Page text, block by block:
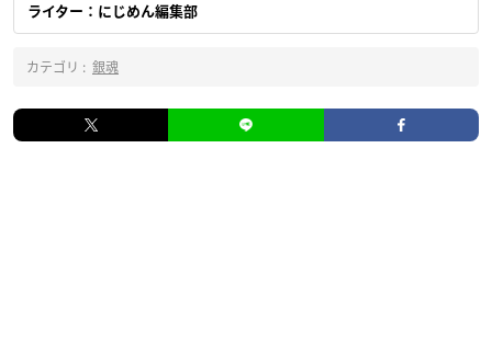
ライター：にじめん編集部
カテゴリ : 銀魂